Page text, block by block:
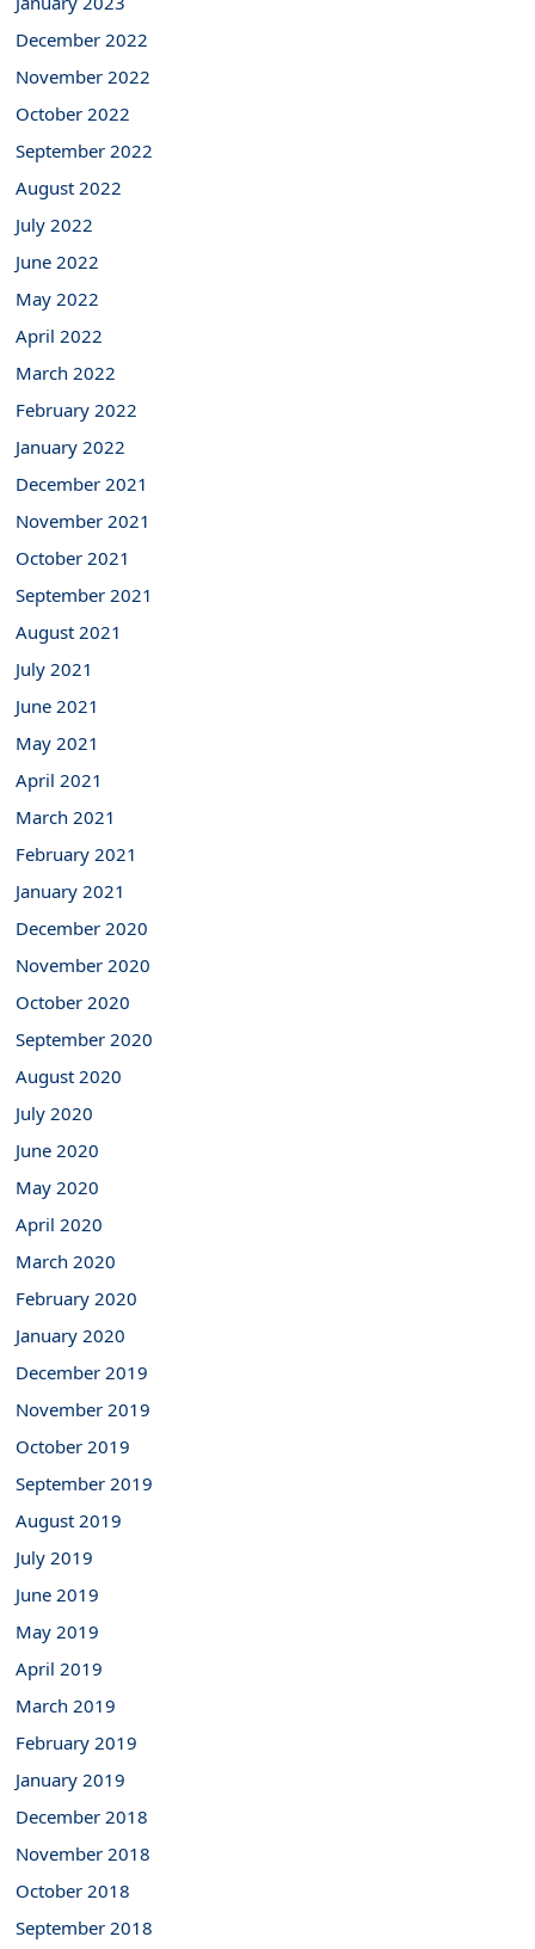
December 2022
November 2022
October 2022
September 2022
August 2022
July 2022
June 2022
May 2022
April 2022
March 2022
February 2022
January 2022
December 2021
November 2021
October 2021
September 2021
August 2021
July 2021
June 2021
May 2021
April 2021
March 2021
February 2021
January 2021
December 2020
November 2020
October 2020
September 2020
August 2020
July 2020
June 2020
May 2020
April 2020
March 2020
February 2020
January 2020
December 2019
November 2019
October 2019
September 2019
August 2019
July 2019
June 2019
May 2019
April 2019
March 2019
February 2019
January 2019
December 2018
November 2018
October 2018
September 2018